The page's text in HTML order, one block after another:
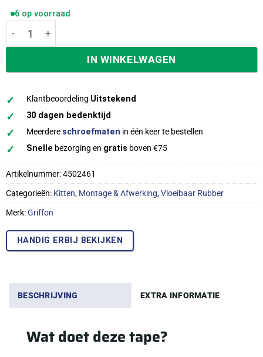
6 op voorraad
Griffon HBS-200 tape rol 7,5 cm x 5 meter 6132056 aantal
IN WINKELWAGEN
✓ Klantbeoordeling Uitstekend
✓ 30 dagen bedenktijd
✓ Meerdere schroefmaten in één keer te bestellen
✓ Snelle bezorging en gratis boven €75
Artikelnummer:4502461
Categorieën: Kitten, Montage & Afwerking,Vloeibaar Rubber
Merk:Griffon
HANDIG ERBIJ BEKIJKEN
BESCHRIJVING EXTRA INFORMATIE
Wat doet deze tape?